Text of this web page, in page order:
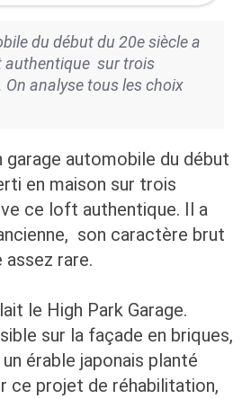
du début du 20e siècle a
authentique sur trois
On analyse tous les choix
garage automobile du début
en maison sur trois
ce loft authentique. Il a
son caractère brut
assez rare.
le High Park Garage.
sur la façade en briques,
érable japonais planté
ce projet de réhabilitation,